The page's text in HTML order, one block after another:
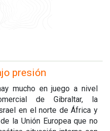
presión
mucho en juego a nivel
de Gibraltar, la
en el norte de África y
la Unión Europea que no